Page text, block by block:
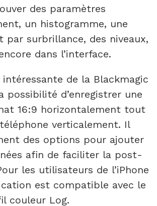
des paramètres
un histogramme, une
par surbrillance, des niveaux,
dans l’interface.
de la Blackmagic
possibilité d’enregistrer une
16:9 horizontalement tout
verticalement. Il
des options pour ajouter
afin de faciliter la post-
les utilisateurs de l’iPhone
est compatible avec le
couleur Log.